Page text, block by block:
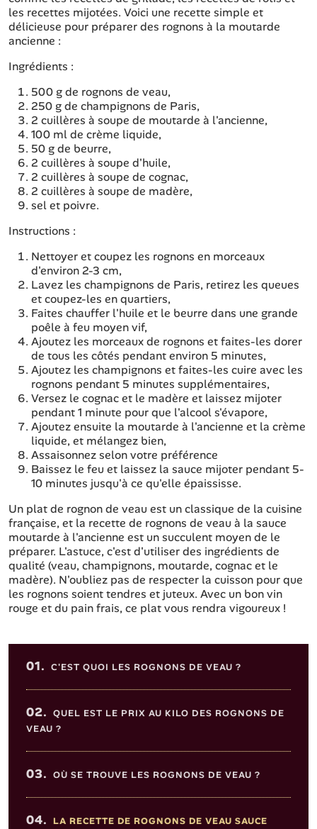
les recettes mijotées. Voici une recette simple et
délicieuse pour préparer des rognons à la moutarde
ancienne :
Ingrédients :
500 g de rognons de veau,
250 g de champignons de Paris,
2 cuillères à soupe de moutarde à l'ancienne,
100 ml de crème liquide,
50 g de beurre,
2 cuillères à soupe d'huile,
2 cuillères à soupe de cognac,
2 cuillères à soupe de madère,
sel et poivre.
Instructions :
Nettoyer et coupez les rognons en morceaux
d'environ 2-3 cm,
Lavez les champignons de Paris, retirez les queues
et coupez-les en quartiers,
Faites chauffer l'huile et le beurre dans une grande
poêle à feu moyen vif,
Ajoutez les morceaux de rognons et faites-les dorer
de tous les côtés pendant environ 5 minutes,
Ajoutez les champignons et faites-les cuire avec les
rognons pendant 5 minutes supplémentaires,
Versez le cognac et le madère et laissez mijoter
pendant 1 minute pour que l'alcool s'évapore,
Ajoutez ensuite la moutarde à l'ancienne et la crème
liquide, et mélangez bien,
Assaisonnez selon votre préférence
Baissez le feu et laissez la sauce mijoter pendant 5-
10 minutes jusqu'à ce qu'elle épaississe.
Un plat de rognon de veau est un classique de la cuisine
française, et la recette de rognons de veau à la sauce
moutarde à l'ancienne est un succulent moyen de le
préparer. L'astuce, c'est d'utiliser des ingrédients de
qualité (veau, champignons, moutarde, cognac et le
madère). N'oubliez pas de respecter la cuisson pour que
les rognons soient tendres et juteux. Avec un bon vin
rouge et du pain frais, ce plat vous rendra vigoureux !
Sommaire de l'article
01. C'EST QUOI LES ROGNONS DE VEAU ?
02. QUEL EST LE PRIX AU KILO DES ROGNONS DE
VEAU ?
03. OÙ SE TROUVE LES ROGNONS DE VEAU ?
04. LA RECETTE DE ROGNONS DE VEAU SAUCE